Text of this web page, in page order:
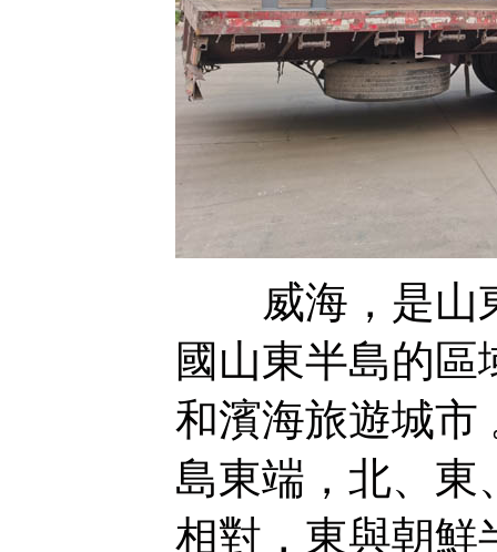
威海，是山東
國山東半島的
和濱海旅遊城市
島東端，北、東
相對，東與朝鮮